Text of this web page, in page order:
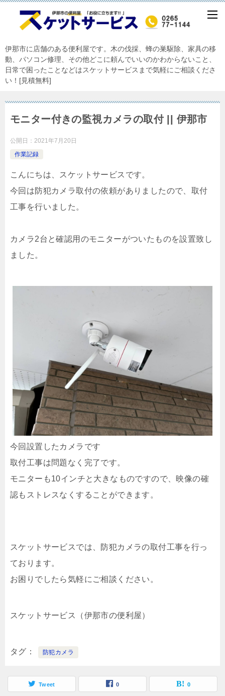
伊那市に店舗のある便利屋です。木の伐採、蜂の巣駆除、家具の移
動、パソコン修理、その他どこに頼んでいいのかわからないこと、
日常で困ったことなどはスケットサービスまで気軽にご相談くださ
い！[見積無料]
モニター付きの監視カメラの取付 || 伊那市
公開日： 2021年7月20日
作業記録
こんにちは、スケットサービスです。
今回は防犯カメラ取付の依頼がありましたので、取付
工事を行いました。
カメラ2台と確認用のモニターがついたものを設置致し
ました。
今回設置したカメラです
取付工事は問題なく完了です。
モニターも10インチと大きなものですので、映像の確
認もストレスなくすることができます。
スケットサービスでは、防犯カメラの取付工事を行っ
ております。
お困りでしたら気軽にご相談ください。
スケットサービス（伊那市の便利屋）
タグ 防犯カメラ
Tweet 0 0